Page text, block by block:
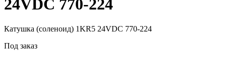
24VDC 770-224
Катушка (соленоид) 1KR5 24VDC 770-224
Под заказ